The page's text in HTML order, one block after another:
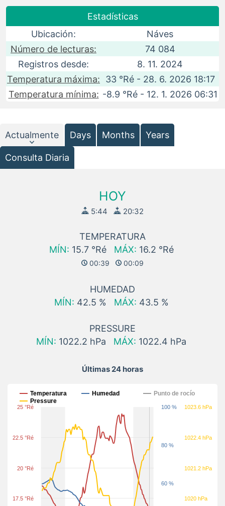
Estadísticas
Ubicación:
Náves
Número de lecturas:
74 084
Registros desde:
8. 11. 2024
Temperatura máxima:
33 °Ré - 28. 6. 2026 18:17
Temperatura mínima: -8.9 °Ré - 12. 1. 2026 06:31
Actualmente Days Months Years
Consulta Diaria
HOY
5:44 20:32
TEMPERATURA
MÍN: 15.7 °Ré MÁX: 16.2 °Ré
00:39 00:09
HUMEDAD
MÍN: 42.5 % MÁX: 43.5 %
PRESSURE
MÍN: 1022.2 hPa MÁX: 1022.4 hPa
Últimas 24 horas
Últimas 24 horas
Temperatura Humedad
Punto de rocío
Pressure
17.5 °Ré
20 °Ré
22.5 °Ré
25 °Ré
60 %
80 %
100 %
1020 hPa
1021.2 hPa
1022.4 hPa
1023.6 hPa